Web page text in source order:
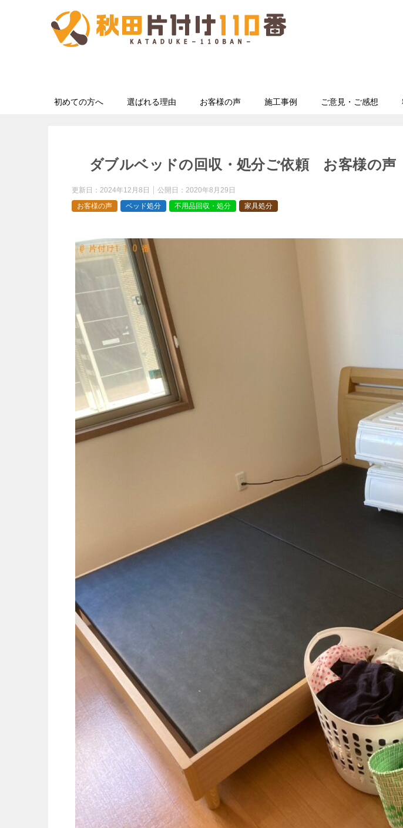
初めての方へ 選ばれる理由 お客様の声 施工事例 ご意見・ご感想
ダブルベッドの回収・処分ご依頼 お客様の声
更新日： 2024年12月8日 公開日： 2020年8月29日
お客様の声
ベッド処分 不用品回収・処分 家具処分